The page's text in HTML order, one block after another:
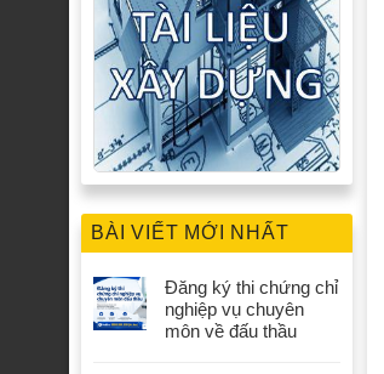
BÀI VIẾT MỚI NHẤT
Đăng ký thi chứng chỉ
nghiệp vụ chuyên
môn về đấu thầu